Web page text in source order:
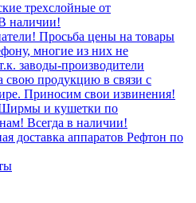
трехслойные от
наличии!
Просьба цены на товары
многие из них не
заводы-производители
свою продукцию в связи с
Приносим свои извинения!
и кушетки по
Всегда в наличии!
доставка аппаратов Рефтон по